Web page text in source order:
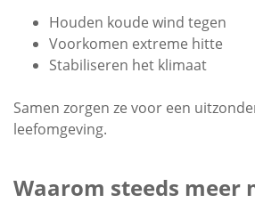
Houden koude wind tegen
Voorkomen extreme hitte
Stabiliseren het klimaat
Samen zorgen ze voor een
leefomgeving.
Waarom steeds meer